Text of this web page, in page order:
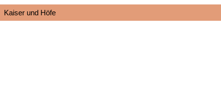
Kaiser und Höfe